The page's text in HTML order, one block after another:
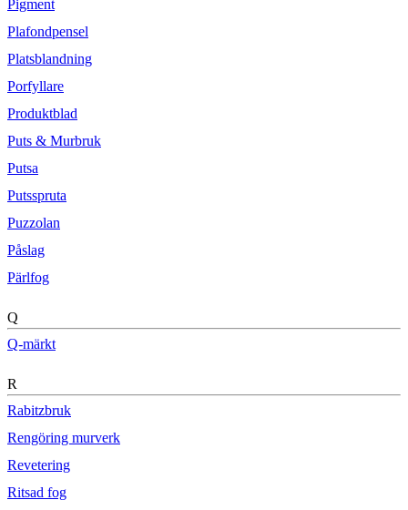
Pigment
Plafondpensel
Platsblandning
Porfyllare
Produktblad
Puts & Murbruk
Putsa
Putsspruta
Puzzolan
Påslag
Pärlfog
Q
Q-märkt
R
Rabitzbruk
Rengöring murverk
Revetering
Ritsad fog